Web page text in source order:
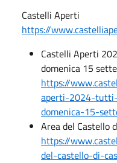
Castelli Aperti
https://
Castelli Aperti
domenica 15
https://
aperti-2024-
domenica-15-
Area del Castello
https://
del-castello-di-